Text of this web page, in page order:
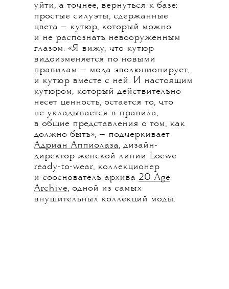
уйти, а точнее, вернуться к базе:
простые силуэты, сдержанные
цвета — кутюр, который можно
и не распознать невооруженным
глазом. «Я вижу, что кутюр
видоизменяется по новыми
правилам — мода эволюционирует,
и кутюр вместе с ней. И настоящим
кутюром, который действительно
несет ценность, остается то, что
не укладывается в правила,
в общие представления о том, как
должно быть», — подчеркивает
Адриан Аппиолаза, дизайн-
директор женской линии Loewe
ready-to-wear, коллекционер
и сооснователь архива 20 Age
Archive, одной из самых
внушительных коллекций моды.